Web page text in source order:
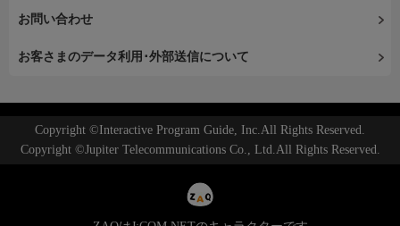
お問い合わせ
お客さまのデータ利用･外部送信について
Copyright ©Interactive Program Guide, Inc.All Rights Reserved.
Copyright ©Jupiter Telecommunications Co., Ltd.All Rights Reserved.